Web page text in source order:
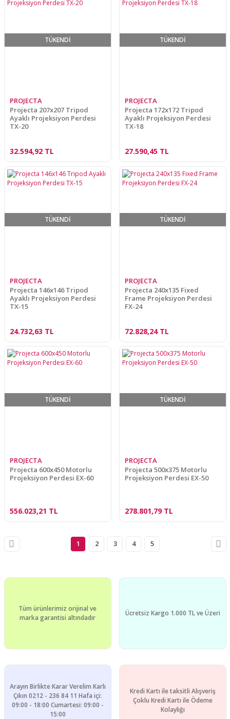
TÜKENDİ
PROJECTA
Projecta 207x207 Tripod
Ayaklı Projeksiyon Perdesi
TX-20
32.594,92 TL
TÜKENDİ
PROJECTA
Projecta 172x172 Tripod
Ayaklı Projeksiyon Perdesi
TX-18
27.590,45 TL
TÜKENDİ
PROJECTA
Projecta 146x146 Tripod
Ayaklı Projeksiyon Perdesi
TX-15
24.732,63 TL
TÜKENDİ
PROJECTA
Projecta 240x135 Fixed
Frame Projeksiyon Perdesi
FX-24
72.828,24 TL
TÜKENDİ
PROJECTA
Projecta 600x450 Motorlu
Projeksiyon Perdesi EX-60
556.023,21 TL
TÜKENDİ
PROJECTA
Projecta 500x375 Motorlu
Projeksiyon Perdesi EX-50
278.801,79 TL
1 2 3 4 5
Tüm ürünlerimiz orijinal ve
marka garantisi altındadır
Ücretsiz Kargo 1.000 TL ve Üzeri
Arayın Birlikte Karar Verelim Karlı
Çıkın 0212 - 236 84 11 Hafa içi:
09:00 - 18:00 Cumartesi: 09:00 -
15:00
Kredi Kartı ile taksitli Alışveriş
Çoklu Kredi Kartı ile Ödeme
Kolaylığı